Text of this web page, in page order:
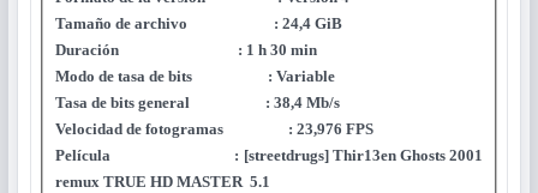
Tamaño de archivo : 24,4 GiB
Duración : 1 h 30 min
Modo de tasa de bits : Variable
Tasa de bits general : 38,4 Mb/s
Velocidad de fotogramas : 23,976 FPS
Película : [streetdrugs] Thir13en Ghosts 2001
remux TRUE HD MASTER 5.1